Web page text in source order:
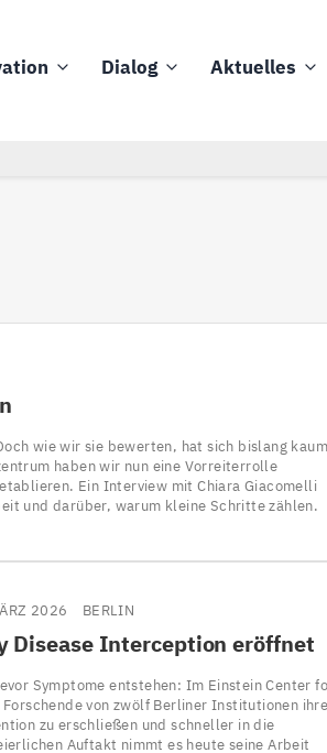
Dialog Aktuelles
wie wir sie bewerten, hat sich bislang kaum
haben wir nun eine Vorreiterrolle
Ein Interview mit Chiara Giacomelli
und darüber, warum kleine Schritte zählen.
2026 BERLIN
Disease Interception eröffnet
Symptome entstehen: Im Einstein Center
von zwölf Berliner Institutionen
zu erschließen und schneller in die
Auftakt nimmt es heute seine Arbeit